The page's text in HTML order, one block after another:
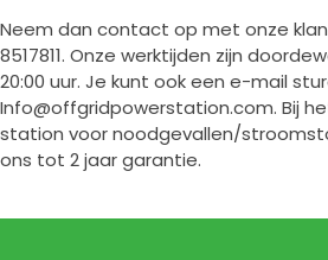
Neem dan contact op met onze
8517811. Onze werktijden zijn
20:00 uur. Je kunt ook een e-mail
Info@offgridpowerstation.com. Bij
station voor noodgevallen/
ons tot 2 jaar garantie.